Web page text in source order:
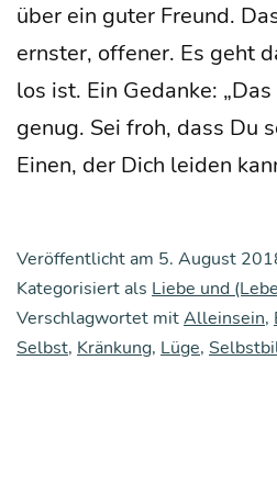
über ein guter Freund.
erns­ter, offe­ner. Es geht
los ist. Ein Gedan­ke:
genug. Sei froh, dass Du
Einen, der Dich lei­den
Veröffentlicht am 5. August
Kategorisiert als Liebe und
Verschlagwortet mitAlleinsein,
Selbst, Kränkung, Lüge,